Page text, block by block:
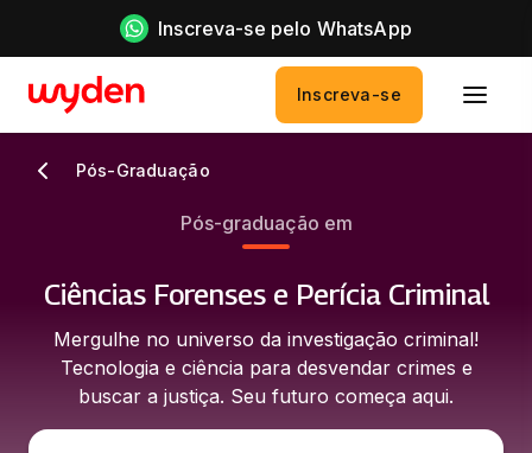
Inscreva-se pelo WhatsApp
Inscreva-se
Pós-Graduação
Pós-graduação em
Ciências Forenses e Perícia Criminal
Mergulhe no universo da investigação criminal!
Tecnologia e ciência para desvendar crimes e
buscar a justiça. Seu futuro começa aqui.